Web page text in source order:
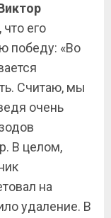
его
победу: «Во
Считаю, мы
очень
В целом,
на
удаление. В